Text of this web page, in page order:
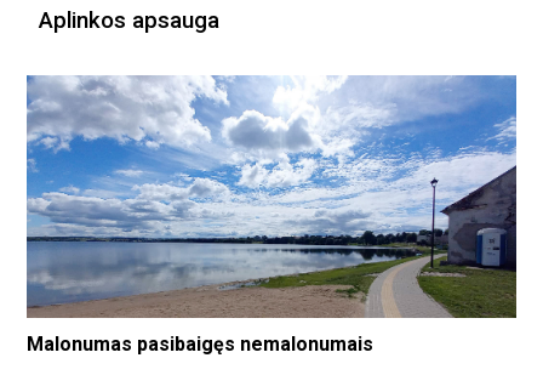
Aplinkos apsauga
Malonumas pasibaigęs nemalonumais